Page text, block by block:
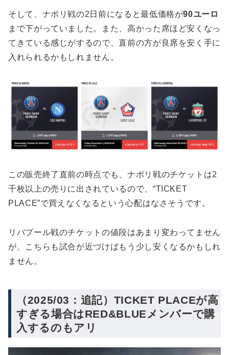
そして、ナポリ戦の2日前になると最低価格が90ユーロ
まで下がっていました。また、高かった席ほど安くなっ
てきている感じがするので、直前の方が良席を安く手に
入れられるかもしれません。
この販売終了直前の時点でも、ナポリ戦のチケットは2
千枚以上の売りに出されているので、“TICKET
PLACE”で買えなくなるという心配はなさそうです。
リバプール戦のチケットの値段はあまり変わってません
が、こちらも試合が近づけばもう少し安くなるかもしれ
ません。
（2025/03：追記）TICKET PLACEが高
すぎる場合はRED&BLUEメンバーで購
入するのもアリ